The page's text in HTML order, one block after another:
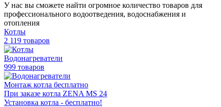
У нас вы сможете найти огромное количество товаров для
профессионального водоотведения, водоснабжения и
отопления
Котлы
2 119 товаров
Водонагреватели
999 товаров
Монтаж котла бесплатно
При заказе котла ZENA MS 24
Установка котла - бесплатно!